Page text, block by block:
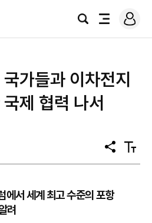
검
전
로
그
가들과 이차전지
제 협력 나서
공
유
텍
스
서 세계 최고 수준의 포항
려